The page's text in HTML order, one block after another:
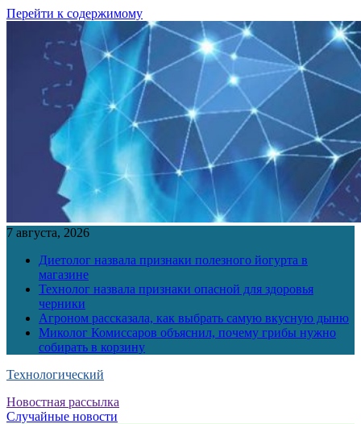
Перейти к содержимому
7 августа, 2026
Диетолог назвала признаки полезного йогурта в
магазине
Технолог назвала признаки опасной для здоровья
черники
Агроном рассказала, как выбрать самую вкусную дыню
Миколог Комиссаров объяснил, почему грибы нужно
собирать в корзину
Технологический
Новостная рассылка
Случайные новости